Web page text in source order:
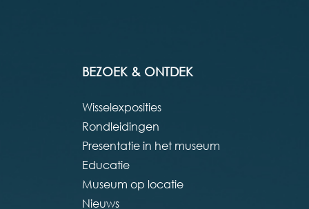
BEZOEK & ONTDEK
Wisselexposities
Rondleidingen
Presentatie in het museum
Educatie
Museum op locatie
Nieuws